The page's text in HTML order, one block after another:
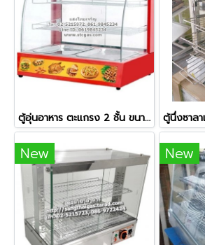
ตู้อุ่นอาหาร ตะแกรง 2 ชั้น ขนาด 2 ถาด รุ่น DH-827 ยี่ห้อนาโนเทค
New New